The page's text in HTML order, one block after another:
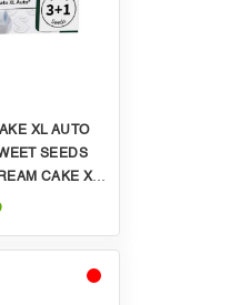
XL AUTO
SEEDS
BANANA GELATO XL AUTO